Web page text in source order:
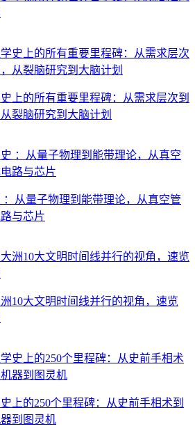
上的所有重要里程碑：从需求层次到
裂脑研究到大脑计划
从量子物理到能带理论，从真空管
与芯片
10大文明时间线并行的视角，速览
上的250个里程碑：从史前手相术到
到图灵机